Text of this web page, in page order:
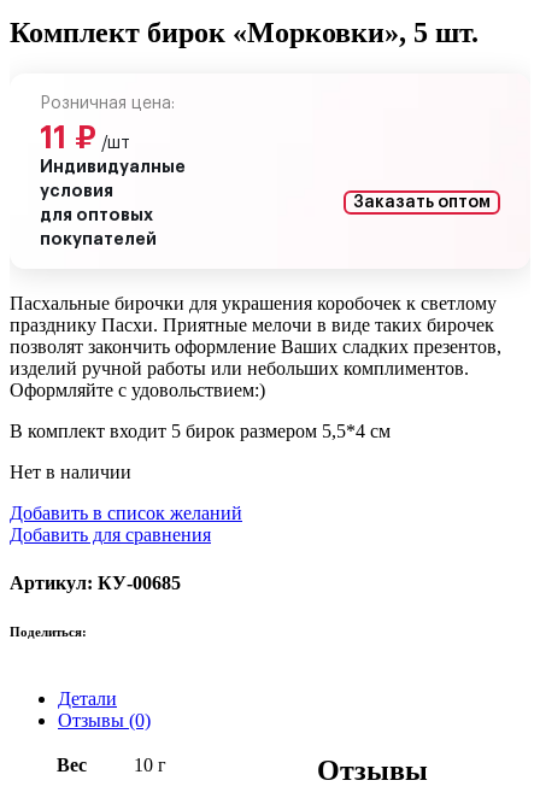
Комплект бирок «Морковки», 5 шт.
Розничная цена:
11 ₽ /шт
Индивидуалные
условия
для оптовых
покупателей
Заказать оптом
Пасхальные бирочки для украшения коробочек к светлому
празднику Пасхи. Приятные мелочи в виде таких бирочек
позволят закончить оформление Ваших сладких презентов,
изделий ручной работы или небольших комплиментов.
Оформляйте с удовольствием:)
В комплект входит 5 бирок размером 5,5*4 см
Нет в наличии
Добавить в список желаний
Добавить для сравнения
Артикул: КУ-00685
Поделиться:
Детали
Отзывы (0)
Вес 10 г Отзывы